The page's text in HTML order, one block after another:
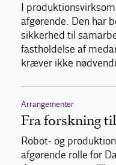
I
afgørende. Den har
sikkerhed til
fastholdelse af
kræver ikke
Arrangementer
Fra forskning
Robot- og
afgørende rolle for